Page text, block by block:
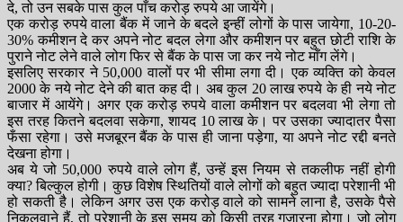
दे, तो उन सबके पास कुल पाँच करोड़ रुपये आ जायेंगे।
एक करोड़ रुपये वाला बैंक में जाने के बदले इन्हीं लोगों के पास जायेगा, 10-20-
30% कमीशन दे कर अपने नोट बदल लेगा और कमीशन पर बहुत छोटी राशि के
पुराने नोट लेने वाले लोग फिर से बैंक के पास जा कर नये नोट माँग लेंगे।
इसलिए सरकार ने 50,000 वालों पर भी सीमा लगा दी। एक व्यक्ति को केवल
2000 के नये नोट देने की बात कह दी। अब कुल 20 लाख रुपये के ही नये नोट
बाजार में आयेंगे। अगर एक करोड़ रुपये वाला कमीशन पर बदलवा भी लेगा तो
इस तरह कितने बदलवा सकेगा, शायद 10 लाख के। पर उसका ज्यादातर पैसा
फँसा रहेगा। उसे मजबूरन बैंक के पास ही जाना पड़ेगा, या अपने नोट रद्दी बनते
देखना होगा।
अब ये जो 50,000 रुपये वाले लोग हैं, उन्हें इस नियम से तकलीफ नहीं होगी
क्या? बिल्कुल होगी। कुछ विशेष स्थितियों वाले लोगों को बहुत ज्यादा परेशानी भी
हो सकती है। लेकिन अगर उस एक करोड़ वाले को सामने लाना है, उसके पैसे
निकलवाने हैं, तो परेशानी के इस समय को किसी तरह गुजारना होगा। जो लोग